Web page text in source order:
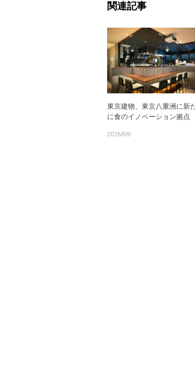
関連記事
東京建物、東京八重洲に新
に食のイノベーション拠点
2026/8/6